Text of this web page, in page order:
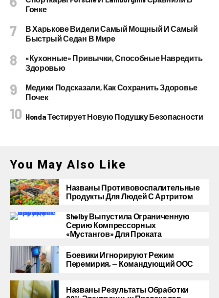
Гонке
В Харькове Видели Самый Мощный И Самый
Быстрый Седан В Мире
«Кухонные» Привычки, Способные Навредить
Здоровью
Медики Подсказали, Как Сохранить Здоровье
Почек
Honda Тестирует Новую Подушку Безопасности
You May Also Like
Названы Противовоспалительные
Продукты Для Людей С Артритом
Shelby Выпустила Ограниченную
Серию Компрессорных
«Мустангов» Для Проката
Боевики Игнорируют Режим
Перемирия, — Командующий ООС
Названы Результаты Обработки